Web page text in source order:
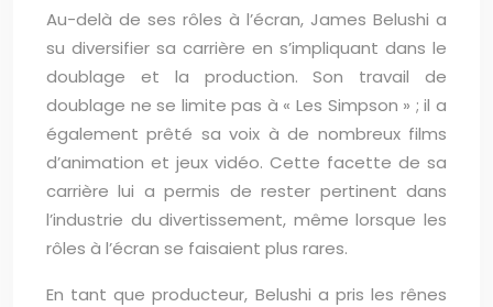
Au-delà de ses rôles à l’écran, James Belushi a
su diversifier sa carrière en s’impliquant dans le
doublage et la production. Son travail de
doublage ne se limite pas à « Les Simpson » ; il a
également prêté sa voix à de nombreux films
d’animation et jeux vidéo. Cette facette de sa
carrière lui a permis de rester pertinent dans
l’industrie du divertissement, même lorsque les
rôles à l’écran se faisaient plus rares.
En tant que producteur, Belushi a pris les rênes